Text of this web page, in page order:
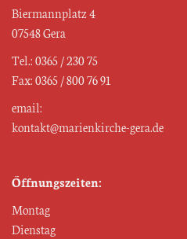
Biermannplatz 4
07548 Gera
Tel.: 0365 / 230 75
Fax: 0365 / 800 76 91
email:
kontakt@marienkirche-gera.de
Öffnungszeiten:
Montag
Dienstag